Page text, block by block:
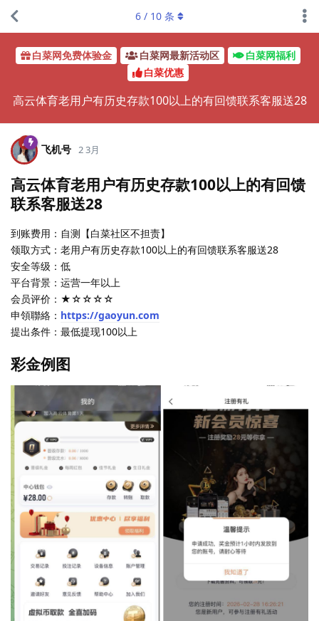
白菜网免费体验金 白菜网最新活动区
白菜网福利
白菜优惠
高云体育老用户有历史存款100以上的有回馈联系客服送28
6 / 10 条
飞机号 2 3月
高云体育老用户有历史存款100以上的有回馈
联系客服送28
到账费用：自测【白菜社区不担责】
领取方式：老用户有历史存款100以上的有回馈联系客服送28
安全等级：低
平台背景：运营一年以上
会员评价：★☆☆☆☆
申領聯絡： https://gaoyun.com
提出条件：最低提现100以上
彩金例图